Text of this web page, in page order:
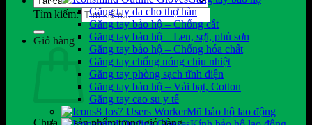
Tìm kiếm:
Giỏ hàng
Găng tay da cho thợ hàn
Găng tay bảo hộ – Chống cắt
Găng tay bảo hộ – Len, sợi, phủ sơn
Găng tay bảo hộ – Chống hóa chất
Găng tay chống nóng chịu nhiệt
Găng tay phòng sạch tĩnh điện
Găng tay bảo hộ – Vải bạt, Cotton
Găng tay cao su y tế
Mũ bảo hộ lao động